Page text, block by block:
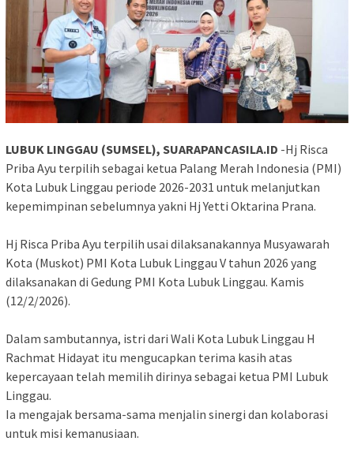
LUBUK LINGGAU (SUMSEL), SUARAPANCASILA.ID -Hj Risca
Priba Ayu terpilih sebagai ketua Palang Merah Indonesia (PMI)
Kota Lubuk Linggau periode 2026-2031 untuk melanjutkan
kepemimpinan sebelumnya yakni Hj Yetti Oktarina Prana.
‎Hj Risca Priba Ayu terpilih usai dilaksanakannya Musyawarah
Kota (Muskot) PMI Kota Lubuk Linggau V tahun 2026 yang
dilaksanakan di Gedung PMI Kota Lubuk Linggau. Kamis
(12/2/2026).
Dalam sambutannya, istri dari Wali Kota Lubuk Linggau H
Rachmat Hidayat itu mengucapkan terima kasih atas
kepercayaan telah memilih dirinya sebagai ketua PMI Lubuk
Linggau.
‎Ia mengajak bersama-sama menjalin sinergi dan kolaborasi
untuk misi kemanusiaan.